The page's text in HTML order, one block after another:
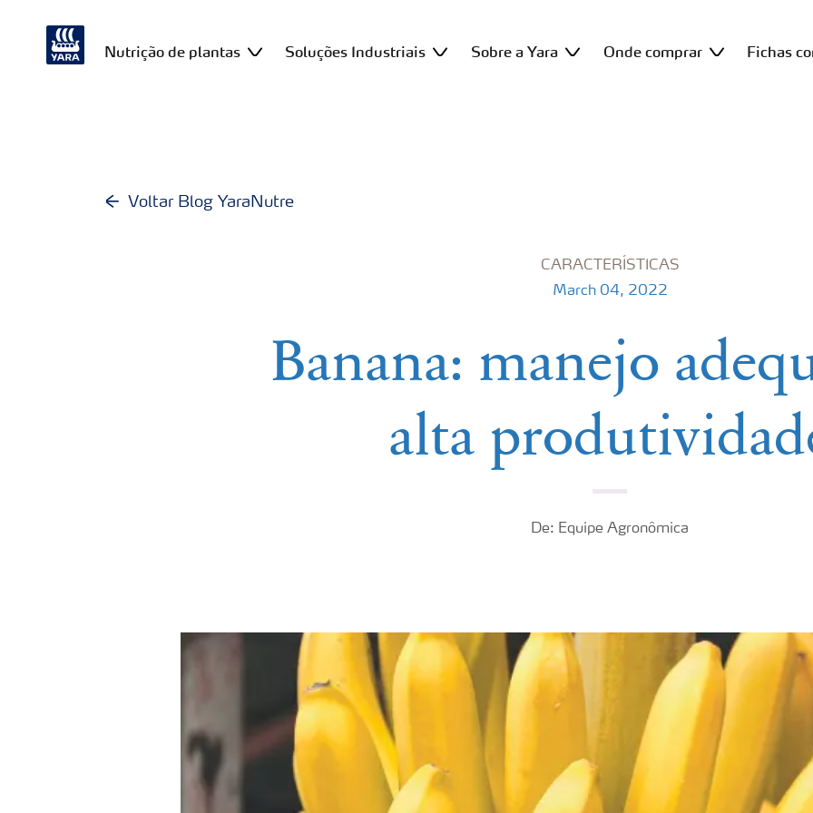
Nutrição de plantas Soluções Industriais Sobre a Yara Onde comprar Fichas
Voltar Blog YaraNutre
CARACTERÍSTICAS
March 04, 2022
Banana: manejo
alta
De: Equipe Agronômica